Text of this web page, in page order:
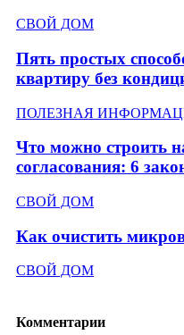
СВОЙ ДОМ
Пять простых
квартиру без
ПОЛЕЗНАЯ
Что можно строить
согласования: 6
СВОЙ ДОМ
Как очистить
СВОЙ ДОМ
Комментарии